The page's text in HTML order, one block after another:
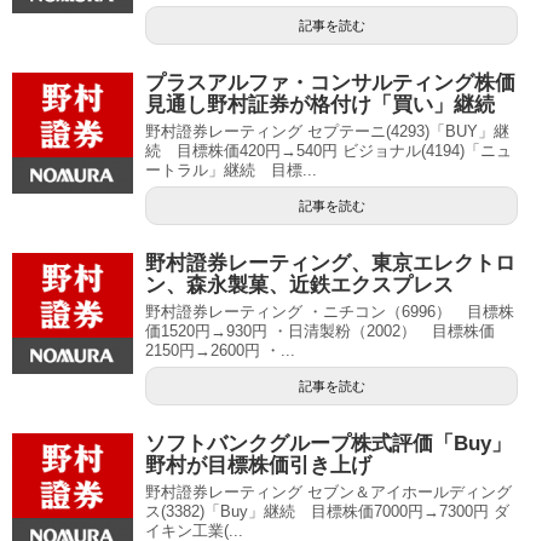
記事を読む
プラスアルファ・コンサルティング株価
見通し野村証券が格付け「買い」継続
野村證券レーティング セプテーニ(4293)「BUY」継
続 目標株価420円→540円 ビジョナル(4194)「ニュ
ートラル」継続 目標...
記事を読む
野村證券レーティング、東京エレクトロ
ン、森永製菓、近鉄エクスプレス
野村證券レーティング ・ニチコン（6996） 目標株
価1520円→930円 ・日清製粉（2002） 目標株価
2150円→2600円 ・...
記事を読む
ソフトバンクグループ株式評価「Buy」
野村が目標株価引き上げ
野村證券レーティング セブン＆アイホールディング
ス(3382)「Buy」継続 目標株価7000円→7300円 ダ
イキン工業(...